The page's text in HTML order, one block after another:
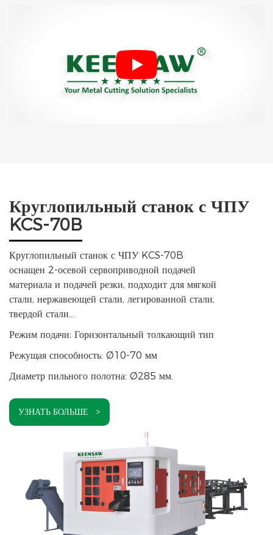
Круглопильный станок с ЧПУ
KCS-70B
Круглопильный станок с ЧПУ KCS-70B
оснащен 2-осевой сервоприводной подачей
материала и подачей резки, подходит для мягкой
стали, нержавеющей стали, легированной стали,
твердой стали…
Режим подачи: Горизонтальный толкающий тип
Режущая способность: Ø10-70 мм
Диаметр пильного полотна: Ø285 мм.
УЗНАТЬ БОЛЬШЕ >